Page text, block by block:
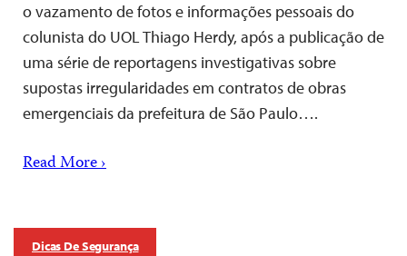
o vazamento de fotos e informações pessoais do
colunista do UOL Thiago Herdy, após a publicação de
uma série de reportagens investigativas sobre
supostas irregularidades em contratos de obras
emergenciais da prefeitura de São Paulo….
Read More ›
Dicas De Segurança